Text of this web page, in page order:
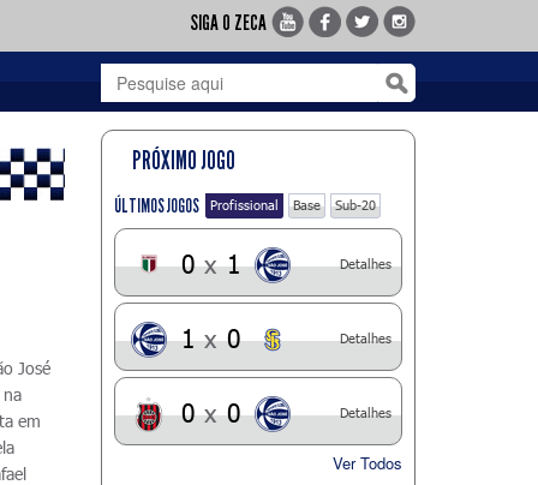
SIGA O ZECA
José
em
PRÓXIMO JOGO
ÚLTIMOS JOGOS Profissional Base Sub-20
0 x 1 Detalhes
1 x 0 Detalhes
0 x 0 Detalhes
Ver Todos